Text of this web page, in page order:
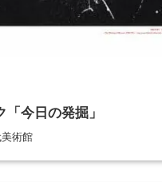
「今日の発掘」
術館